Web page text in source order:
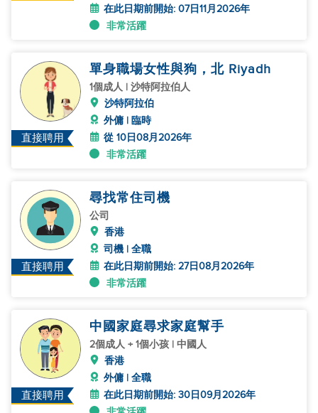
在此日期前開始: 07日11月2026年
非常活躍
直接聘用
單身職場女性與狗，北 Riyadh
1個成人 | 沙特阿拉伯人
沙特阿拉伯
外傭 | 臨時
從 10日08月2026年
非常活躍
直接聘用
尋找常住司機
公司
香港
司機 | 全職
在此日期前開始: 27日08月2026年
非常活躍
直接聘用
中國家庭尋求家庭幫手
2個成人 + 1個小孩 | 中國人
香港
外傭 | 全職
在此日期前開始: 30日09月2026年